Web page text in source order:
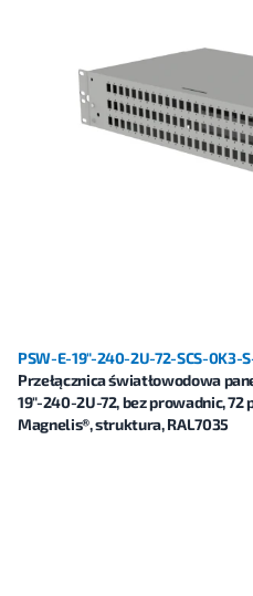
PSW-E-19"-240-2U-72-SCS-0K3-
Przełącznica światłowodowa
19"-240-2U-72, bez prowadnic,
Magnelis®, struktura, RAL7035